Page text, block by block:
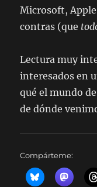
Microsoft, Apple
contras (que
Lectura muy
interesados en
qué el mundo
de dónde
Compárteme: